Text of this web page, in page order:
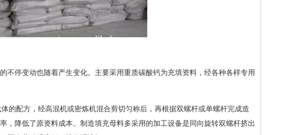
不停变动也随着产生变化。主要采用重质碳酸钙为充填资料，经各种各样专用
配方，经高混机或密炼机混合剪切匀称后，再根据双螺杆或单螺杆完成造
，降低了原资料成本。制造填充母料多采用的加工设备是同向旋转双螺杆挤出